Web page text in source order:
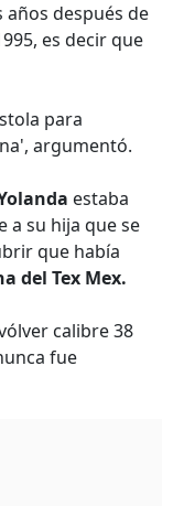
años después de
es decir que
para
argumentó.
estaba
a su hija que se
que había
del Tex Mex.
calibre 38
fue